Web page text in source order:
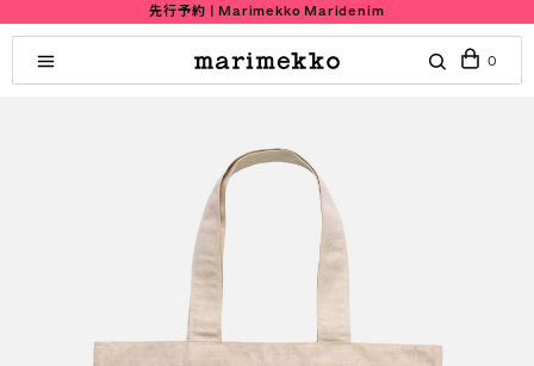
先行予約 | Marimekko Maridenim
0